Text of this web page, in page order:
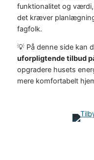
funktionalitet og
det kræver
fagfolk.
💡 På denne side kan
uforpligtende tilbud
opgradere husets
mere komfortabelt